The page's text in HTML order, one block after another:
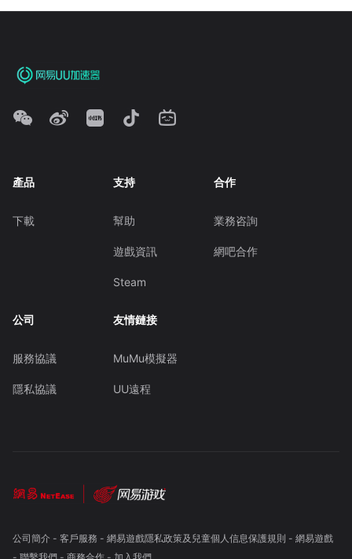
產品
下載
支持
幫助
遊戲資訊
Steam
合作
業務咨詢
網吧合作
公司
服務協議
隱私協議
友情鏈接
MuMu模擬器
UU遠程
公司簡介- 客戶服務 - 網易遊戲隱私政策及兒童個人信息保護規則 - 網易遊戲